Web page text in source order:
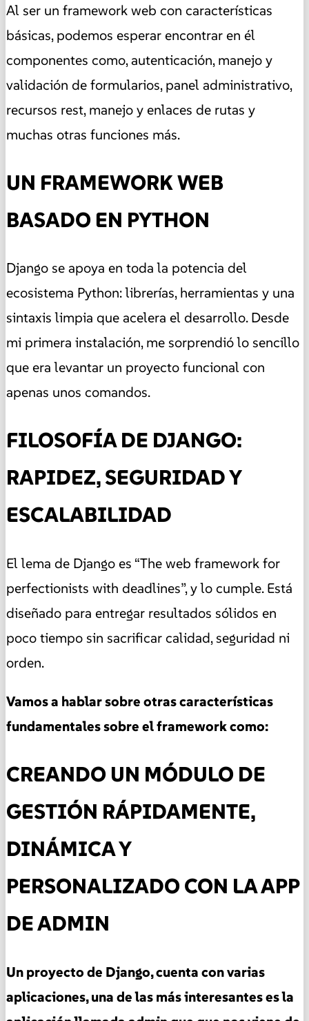
Al ser un framework web con características
básicas, podemos esperar encontrar en él
componentes como, autenticación, manejo y
validación de formularios, panel administrativo,
recursos rest, manejo y enlaces de rutas y
muchas otras funciones más.
UN FRAMEWORK WEB
BASADO EN PYTHON
Django se apoya en toda la potencia del
ecosistema Python: librerías, herramientas y una
sintaxis limpia que acelera el desarrollo. Desde
mi primera instalación, me sorprendió lo sencillo
que era levantar un proyecto funcional con
apenas unos comandos.
FILOSOFÍA DE DJANGO:
RAPIDEZ, SEGURIDAD Y
ESCALABILIDAD
El lema de Django es “The web framework for
perfectionists with deadlines”, y lo cumple. Está
diseñado para entregar resultados sólidos en
poco tiempo sin sacrificar calidad, seguridad ni
orden.
Vamos a hablar sobre otras características
fundamentales sobre el framework como:
CREANDO UN MÓDULO DE
GESTIÓN RÁPIDAMENTE,
DINÁMICA Y
PERSONALIZADO CON LA APP
DE ADMIN
Un proyecto de Django, cuenta con varias
aplicaciones, una de las más interesantes es la